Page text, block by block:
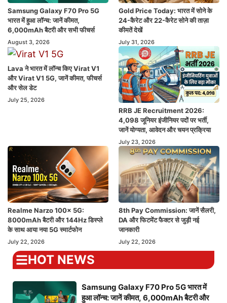
Samsung Galaxy F70 Pro 5G
भारत में हुआ लॉन्च: जानें कीमत,
6,000mAh बैटरी और सभी फीचर्स
August 3, 2026
Gold Price Today: भारत में सोने के
24-कैरेट और 22-कैरेट सोने की ताज़ा
कीमतें देखें
July 31, 2026
Lava ने भारत में लॉन्च किए Virat V1
और Virat V1 5G, जानें कीमत, फीचर्स
और सेल डेट
July 25, 2026
RRB JE Recruitment 2026:
4,098 जूनियर इंजीनियर पदों पर भर्ती,
जानें योग्यता, आवेदन और चयन प्रक्रिया
July 23, 2026
Realme Narzo 100x 5G:
8000mAh बैटरी और 144Hz डिस्प्ले
के साथ आया नया 5G स्मार्टफोन
July 22, 2026
8th Pay Commission: जानें सैलरी,
DA और फिटमेंट फैक्टर से जुड़ी नई
जानकारी
July 22, 2026
HOT NEWS
Samsung Galaxy F70 Pro 5G भारत में
हुआ लॉन्च: जानें कीमत, 6,000mAh बैटरी और